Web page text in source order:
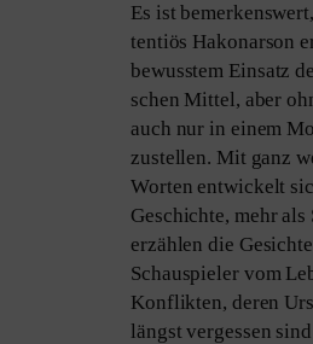
Es ist
ten­ti­ös Hakonarson
bewuss­tem Einsatz
schen Mittel, aber
auch nur in einem
zu­stel­len. Mit ganz
Worten ent­wi­ckelt
Geschichte, mehr als
erzäh­len die
Schauspieler vom
Konflikten, deren
längst ver­ges­sen